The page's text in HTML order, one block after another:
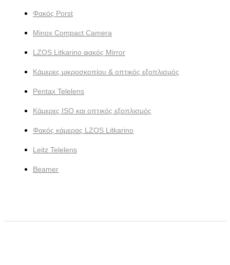
Φακός Porst
Minox Compact Camera
LZOS Litkarino φακός Mirror
Κάμερες μικροσκοπίου & οπτικός εξοπλισμός
Pentax Telelens
Κάμερες ISO και οπτικός εξοπλισμός
Φακός κάμερας LZOS Litkarino
Leitz Telelens
Beamer